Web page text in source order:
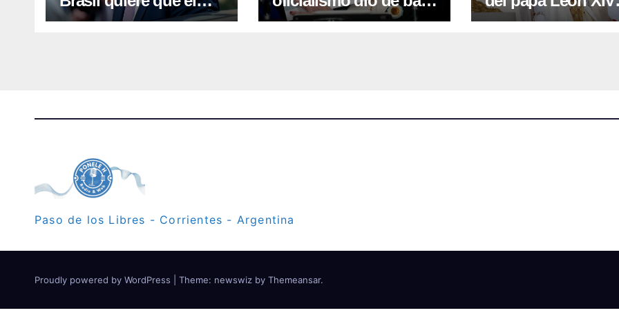
embajador argentino
la cláusula de venta de
para noviembre a
Paso de los Libres - Corrientes - Argentina
Proudly powered by WordPress Theme: newswiz by Themeansar.